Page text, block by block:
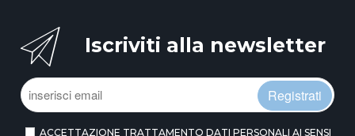
Iscriviti alla newsletter
Registrati
ACCETTAZIONE TRATTAMENTO DATI PERSONALI AI SENSI